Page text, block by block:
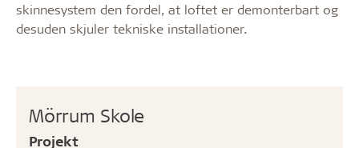
Mörrum Skole
Projekt
skinnesystem den fordel, at loftet er demonterbart og
desuden skjuler tekniske installationer.